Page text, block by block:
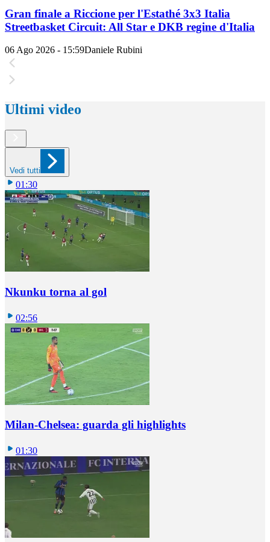
Gran finale a Riccione per l'Estathé 3x3 Italia
Streetbasket Circuit: All Star e DKB regine d'Italia
06 Ago 2026 - 15:59Daniele Rubini
Ultimi video
Vedi tutti
01:30
Nkunku torna al gol
02:56
Milan-Chelsea: guarda gli highlights
01:30